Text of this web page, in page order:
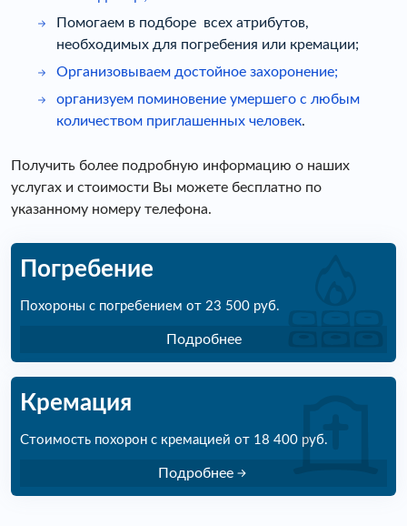
Помогаем в подборе всех атрибутов,
необходимых для погребения или кремации;
Организовываем достойное захоронение;
организуем поминовение умершего с любым
количеством приглашенных человек.
Получить более подробную информацию о наших
услугах и стоимости Вы можете бесплатно по
указанному номеру телефона.
Погребение
Похороны с погребением от 23 500 руб.
Подробнее
Кремация
Стоимость похорон с кремацией от 18 400 руб.
Подробнее